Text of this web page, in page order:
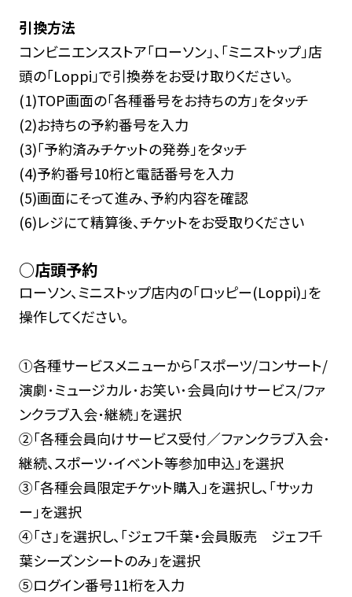
引換方法
コンビニエンスストア「ローソン」、「ミニストップ」店
頭の「Loppi」で引換券をお受け取りください。
(1)TOP画面の「各種番号をお持ちの方」をタッチ
(2)お持ちの予約番号を入力
(3)「予約済みチケットの発券」をタッチ
(4)予約番号10桁と電話番号を入力
(5)画面にそって進み、予約内容を確認
(6)レジにて精算後、チケットをお受取りください
○店頭予約
ローソン、ミニストップ店内の「ロッピー(Loppi)」を
操作してください。
①各種サービスメニューから「スポーツ/コンサート/
演劇･ミュージカル･お笑い･会員向けサービス/ファ
ンクラブ入会･継続」を選択
②「各種会員向けサービス受付／ファンクラブ入会･
継続、スポーツ･イベント等参加申込」を選択
③「各種会員限定チケット購入」を選択し、「サッカ
ー」を選択
④「さ」を選択し、「ジェフ千葉・会員販売 ジェフ千
葉シーズンシートのみ」を選択
⑤ログイン番号11桁を入力